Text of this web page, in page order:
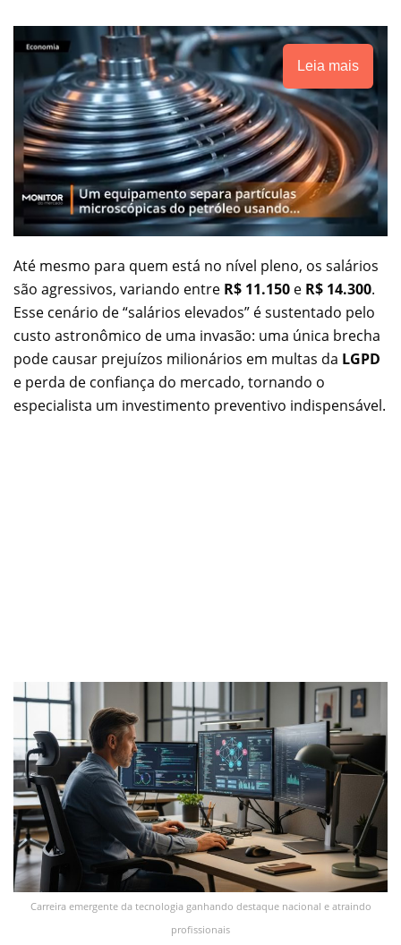
Leia mais
Até mesmo para quem está no nível pleno, os salários
são agressivos, variando entre R$ 11.150 e R$ 14.300.
Esse cenário de “salários elevados” é sustentado pelo
custo astronômico de uma invasão: uma única brecha
pode causar prejuízos milionários em multas da LGPD
e perda de confiança do mercado, tornando o
especialista um investimento preventivo indispensável.
Carreira emergente da tecnologia ganhando destaque nacional e atraindo
profissionais